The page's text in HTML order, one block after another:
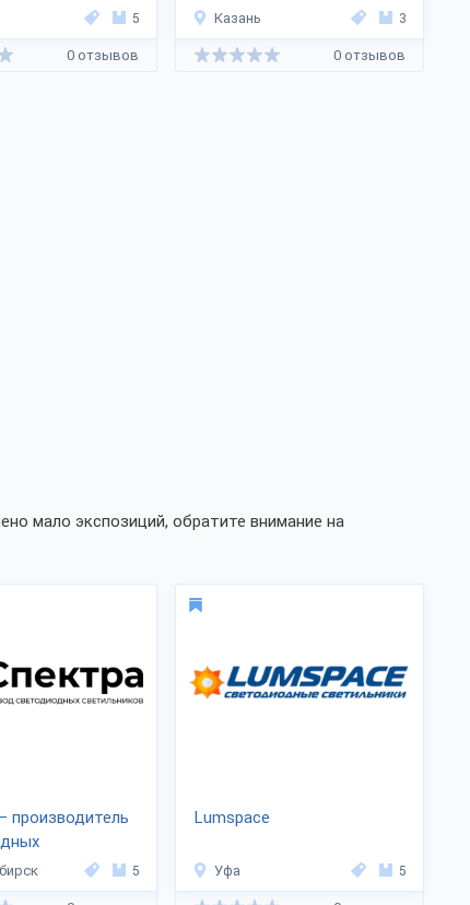
5
0 отзывов
Казань 3
0 отзывов
мало экспозиций, обратите внимание на
производитель
5
Lumspace
Уфа 5